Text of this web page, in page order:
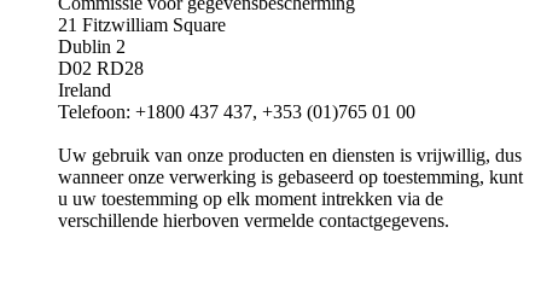
21 Fitzwilliam Square
Dublin 2
D02 RD28
Ireland
Telefoon: +1800 437 437, +353 (01)765 01 00
Uw gebruik van onze producten en diensten is vrijwillig, dus
wanneer onze verwerking is gebaseerd op toestemming, kunt
u uw toestemming op elk moment intrekken via de
verschillende hierboven vermelde contactgegevens.